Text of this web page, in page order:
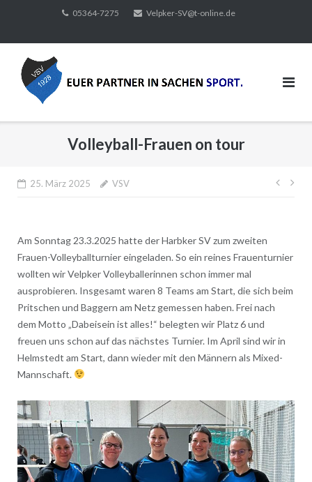
Inhalt
05364-7275 Velpker-SV@t-online.de
Volleyball-Frauen on tour
25. März 2025 VSV
Am Sonntag 23.3.2025 hatte der Harbker SV zum zweiten
Frauen-Volleyballturnier eingeladen. So ein reines Frauenturnier
wollten wir Velpker Volleyballerinnen schon immer mal
ausprobieren. Insgesamt waren 8 Teams am Start, die sich beim
Pritschen und Baggern am Netz gemessen haben. Frei nach
dem Motto „Dabeisein ist alles!“ belegten wir Platz 6 und
freuen uns schon auf das nächstes Turnier. Im April sind wir in
Helmstedt am Start, dann wieder mit den Männern als Mixed-
Mannschaft.